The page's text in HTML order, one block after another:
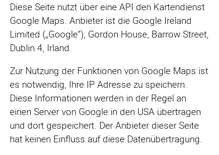
Diese Seite nutzt über eine API den Kartendienst
Google Maps. Anbieter ist die Google Ireland
Limited („Google“), Gordon House, Barrow Street,
Dublin 4, Irland.
Zur Nutzung der Funktionen von Google Maps ist
es notwendig, Ihre IP Adresse zu speichern.
Diese Informationen werden in der Regel an
einen Server von Google in den USA übertragen
und dort gespeichert. Der Anbieter dieser Seite
hat keinen Einfluss auf diese Datenübertragung.